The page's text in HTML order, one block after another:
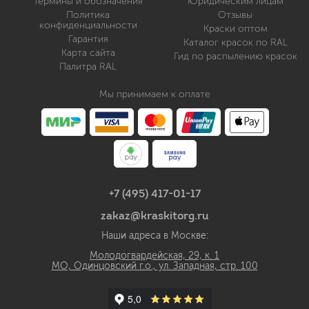
Политика
конфиденциальности
Гарантия
Карта сайта
Палитра RAL
Отзывы
Краски оптом
Каталог красок по RAL
Гид по распылению красок
Мы принимаем к оплате
+7 (495) 417-01-17
zakaz@kraskitorg.ru
Наши адреса в Москве:
Молодогвардейская, 29, к. 1
МО, Одинцовский г.о., ул. Западная, стр. 100